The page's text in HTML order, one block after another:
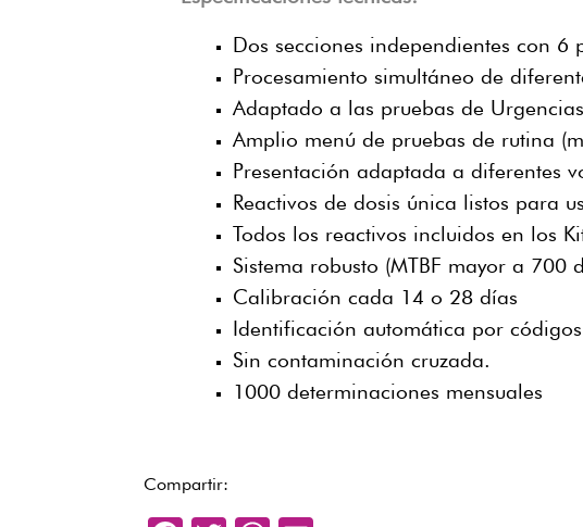
Dos secciones independientes con 6
Procesamiento simultáneo de
Adaptado a las pruebas de
Amplio menú de pruebas de rutina
Presentación adaptada a diferentes
Reactivos de dosis única listos para
Todos los reactivos incluidos en los
Sistema robusto (MTBF mayor a 700
Calibración cada 14 o 28 días
Identificación automática por
Sin contaminación cruzada.
1000 determinaciones mensuales
Compartir: